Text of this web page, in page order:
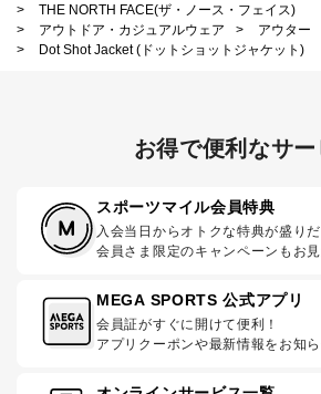
>
THE NORTH FACE(ザ・ノース・フェイス)
>
アウトドア・カジュアルウェア > アウター
>
Dot Shot Jacket (ドットショットジャケット)
お得で便利なサー
スポーツマイル会員特典
入会当日からオトクな特典が盛りだ
会員さま限定のキャンペーンもお見
MEGA SPORTS 公式アプリ
会員証がすぐに開けて便利！
アプリクーポンや最新情報をお知ら